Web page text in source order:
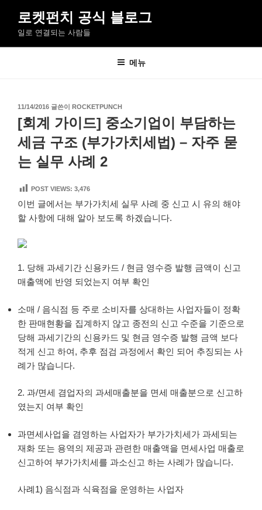
로
로켓펀치 공식 블로그
일로 연결되는 사람들
메뉴
작
성
자
11/14/2016 글쓴이 ROCKETPUNCH
[회계 가이드] 중소기업이 부담하는
세금 구조 (부가가치세법) – 자주 묻
는 실무 사례 2
POST VIEWS: 3,476
이번 글에서는 부가가치세 실무 사례 중 신고 시 유의 해야
할 사항에 대해 알아 보도록 하겠습니다.
1. 당해 과세기간 신용카드 / 현금 영수증 발행 금액이 신고
매출액에 반영 되었는지 여부 확인
소매 / 음식점 등 주로 소비자를 상대하는 사업자들이 정확
한 판매현황을 집계하지 않고 종전의 신고 수준을 기준으로
당해 과세기간의 신용카드 및 현금 영수증 발행 금액 보다
적게 신고 하여, 추후 점검 과정에서 확인 되어 추징되는 사
례가 많습니다.
2. 과/면세 겸업자의 과세매출분을 면세 매출분으로 신고하
였는지 여부 확인
과면세사업을 겸영하는 사업자가 부가가치세가 과세되는
재화 또는 용역의 제공과 관련한 매출액을 면세사업 매출로
신고하여 부가가치세를 과소신고 하는 사례가 많습니다.
사례1) 음식점과 식육점을 운영하는 사업자